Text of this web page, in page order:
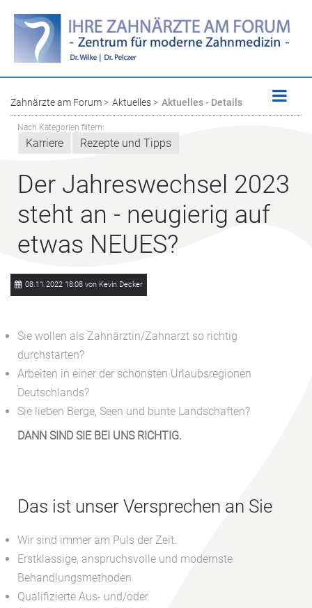
Zahnärzte am Forum Aktuelles Aktuelles - Details
Nach Kategorien filtern:
Karriere Rezepte und Tipps
Der Jahreswechsel 2023
steht an - neugierig auf
etwas NEUES?
08.11.2022 18:08 von Kevin Decker
Sie wollen als Zahnärztin/Zahnarzt so richtig
durchstarten?
Arbeiten in einer der schönsten Urlaubsregionen
Deutschlands?
Sie lieben Berge, Seen und bunte Landschaften?
DANN SIND SIE BEI UNS RICHTIG.
Das ist unser Versprechen an Sie
Wir sind immer am Puls der Zeit.
Erstklassige, anspruchsvolle und modernste
Behandlungsmethoden
Qualifizierte Aus- und/oder